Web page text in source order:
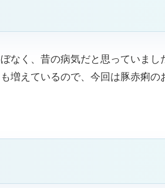
なく、昔の病気だと思っていま
増えているので、今回は豚赤痢の